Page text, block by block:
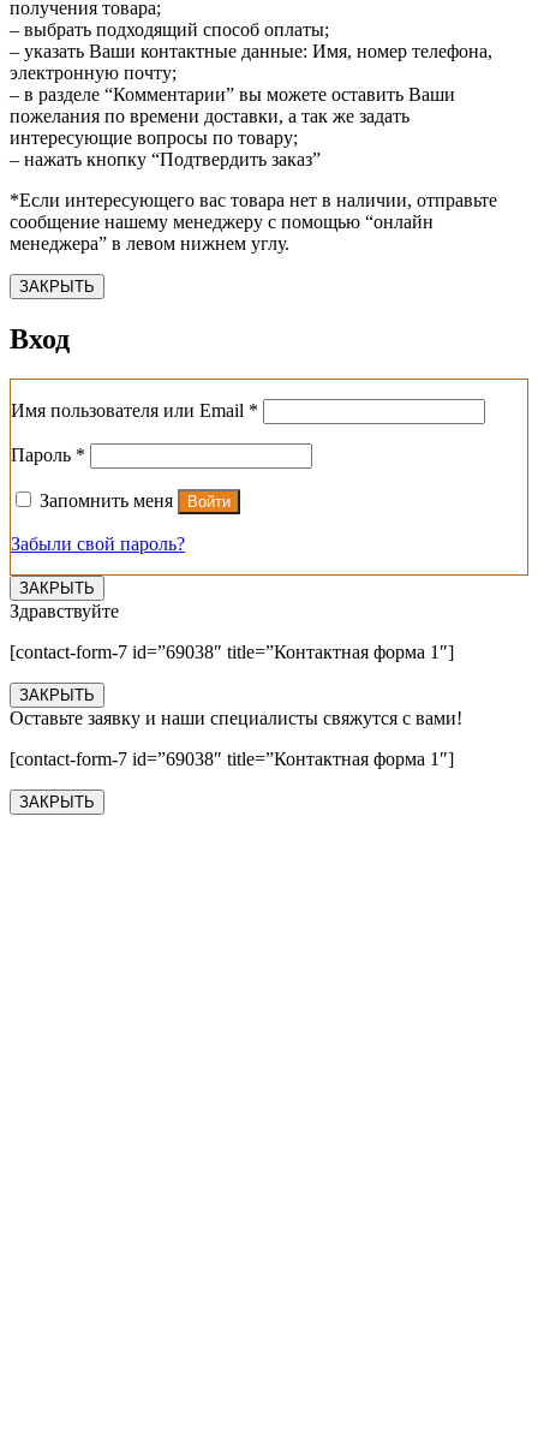
получения товара;
– выбрать подходящий способ оплаты;
– указать Ваши контактные данные: Имя, номер телефона,
электронную почту;
– в разделе “Комментарии” вы можете оставить Ваши
пожелания по времени доставки, а так же задать
интересующие вопросы по товару;
– нажать кнопку “Подтвердить заказ”
*Если интересующего вас товара нет в наличии, отправьте
сообщение нашему менеджеру с помощью “онлайн
менеджера” в левом нижнем углу.
ЗАКРЫТЬ
Вход
Имя пользователя или Email *
Пароль *
Запомнить меня Войти
Забыли свой пароль?
ЗАКРЫТЬ
Здравствуйте
[contact-form-7 id=”69038″ title=”Контактная форма 1″]
ЗАКРЫТЬ
Оставьте заявку и наши специалисты свяжутся с вами!
[contact-form-7 id=”69038″ title=”Контактная форма 1″]
ЗАКРЫТЬ